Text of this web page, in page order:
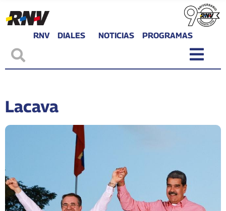
RNV DIALES NOTICIAS PROGRAMAS
Lacava